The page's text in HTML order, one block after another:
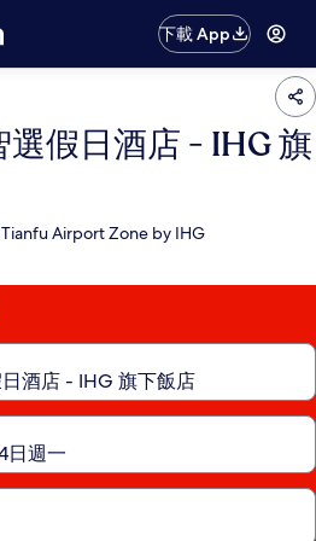
下載 App
假日酒店 - IHG 旗
Airport Zone by IHG